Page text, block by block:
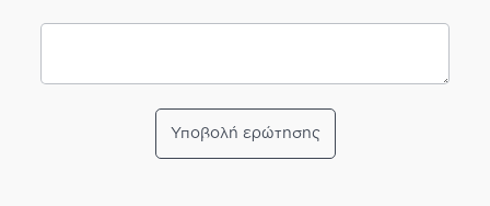
Υποβολή ερώτησης